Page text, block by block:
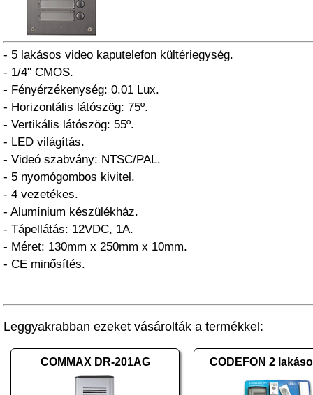
- 5 lakásos video kaputelefon kültériegység.
- 1/4" CMOS.
- Fényérzékenység: 0.01 Lux.
- Horizontális látószög: 75º.
- Vertikális látószög: 55º.
- LED világítás.
- Videó szabvány: NTSC/PAL.
- 5 nyomógombos kivitel.
- 4 vezetékes.
- Alumínium készülékház.
- Tápellátás: 12VDC, 1A.
- Méret: 130mm x 250mm x 10mm.
- CE minősítés.
Leggyakrabban ezeket vásárolták a termékkel:
COMMAX DR-201AG CODEFON 2